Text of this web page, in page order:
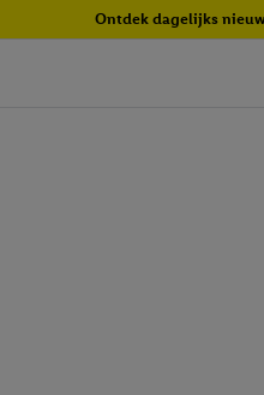
Ontdek dagelijks